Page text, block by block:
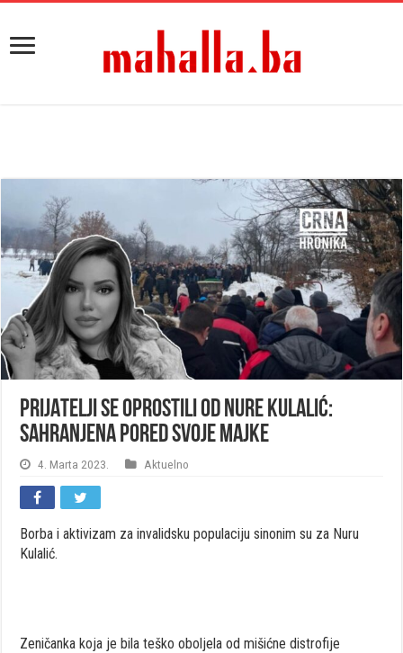
PRIJATELJI SE OPROSTILI OD NURE KULALIĆ:
SAHRANJENA PORED SVOJE MAJKE
4. Marta 2023. Aktuelno
Borba i aktivizam za invalidsku populaciju sinonim su za Nuru
Kulalić.
Zeničanka koja je bila teško oboljela od mišićne distrofije